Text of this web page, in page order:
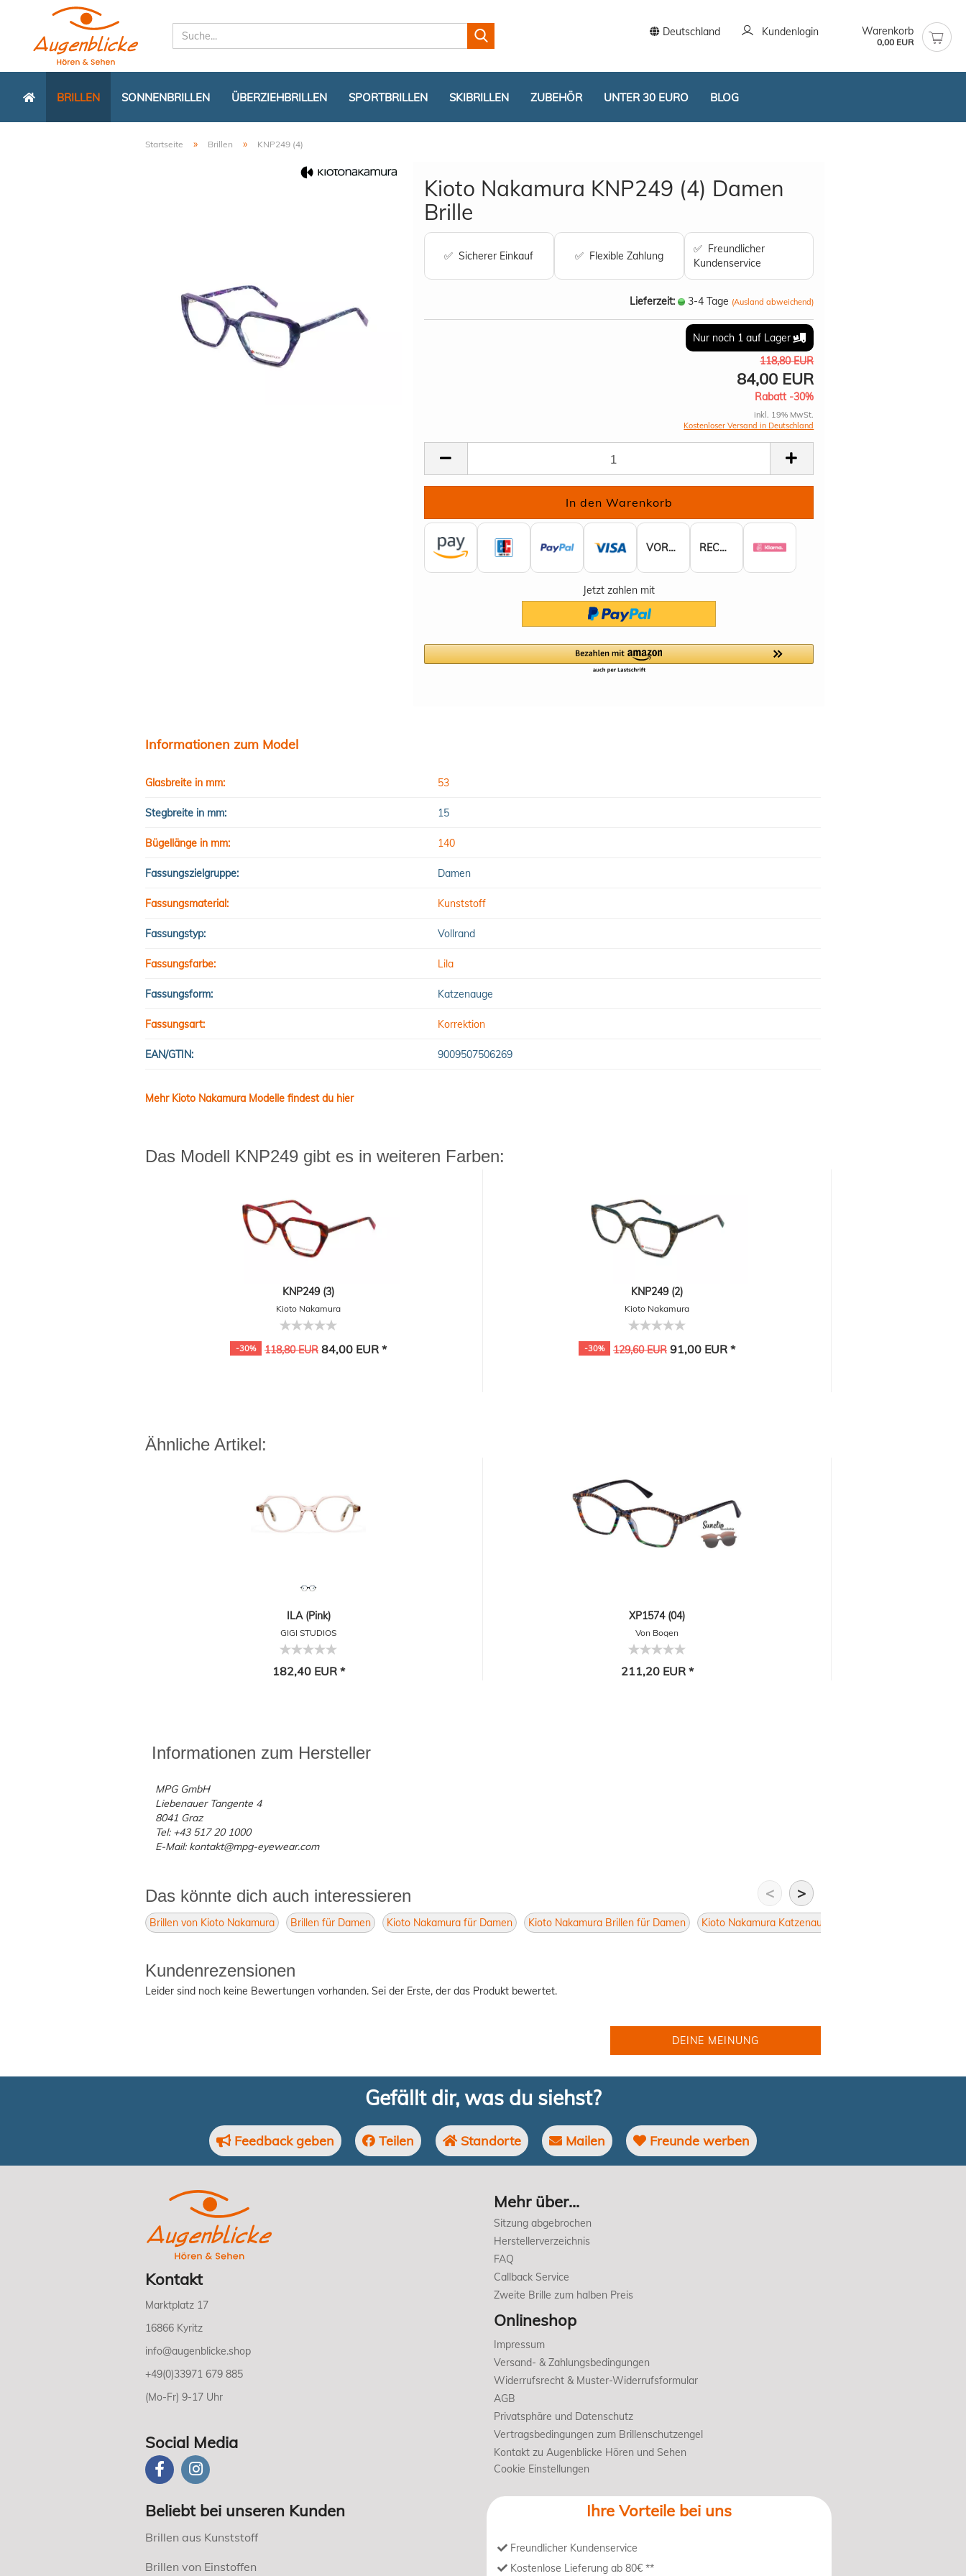
Deutschland
Lieferland
Kundenlogin
Passwort vergessen?
Warenkorb
0,00 EUR
BRILLEN SONNENBRILLEN ÜBERZIEHBRILLEN SPORTBRILLEN SKIBRILLEN ZUBEHÖR UNTER 30 EURO BLOG
Startseite » Brillen » KNP249 (4)
Kioto Nakamura KNP249 (4) Damen
Brille
✅ Sicherer Einkauf ✅ Flexible Zahlung
✅ Freundlicher
Kundenservice
Lieferzeit: 3-4 Tage (Ausland abweichend)
Nur noch 1 auf Lager
118,80 EUR
84,00 EUR
Rabatt -30%
inkl. 19% MwSt.
Kostenloser Versand in Deutschland
VORKASSE RECHNUNG
Jetzt zahlen mit
Informationen zum Model
Glasbreite in mm: 53
Stegbreite in mm: 15
Bügellänge in mm: 140
Fassungszielgruppe: Damen
Fassungsmaterial: Kunststoff
Fassungstyp: Vollrand
Fassungsfarbe: Lila
Fassungsform: Katzenauge
Fassungsart: Korrektion
EAN/GTIN: 9009507506269
Mehr Kioto Nakamura Modelle findest du hier
Das Modell KNP249 gibt es in weiteren Farben:
KNP249 (3)
Kioto Nakamura
-30% 118,80 EUR 84,00 EUR *
KNP249 (2)
Kioto Nakamura
-30% 129,60 EUR 91,00 EUR *
Ähnliche Artikel:
ILA (Pink)
GIGI STUDIOS
182,40 EUR *
XP1574 (04)
Von Bogen
211,20 EUR *
Informationen zum Hersteller
MPG GmbH
Liebenauer Tangente 4
8041 Graz
Tel: +43 517 20 1000
E-Mail: kontakt@mpg-eyewear.com
Das könnte dich auch interessieren < >
Brillen von Kioto Nakamura Brillen für Damen Kioto Nakamura für Damen Kioto Nakamura Brillen für Damen Kioto Nakamura Katzenauge
Kundenrezensionen
Leider sind noch keine Bewertungen vorhanden. Sei der Erste, der das Produkt bewertet.
DEINE MEINUNG
Gefällt dir, was du siehst?
Feedback geben Teilen Standorte Mailen Freunde werben
Kontakt
Marktplatz 17
16866 Kyritz
info@augenblicke.shop
+49(0)33971 679 885
(Mo-Fr) 9-17 Uhr
Social Media
Mehr über...
Sitzung abgebrochen
Herstellerverzeichnis
FAQ
Callback Service
Zweite Brille zum halben Preis
Onlineshop
Impressum
Versand- & Zahlungsbedingungen
Widerrufsrecht & Muster-Widerrufsformular
AGB
Privatsphäre und Datenschutz
Vertragsbedingungen zum Brillenschutzengel
Kontakt zu Augenblicke Hören und Sehen
Cookie Einstellungen
Beliebt bei unseren Kunden
Brillen aus Kunststoff
Brillen von Einstoffen
Ihre Vorteile bei uns
Freundlicher Kundenservice
Kostenlose Lieferung ab 80€ **